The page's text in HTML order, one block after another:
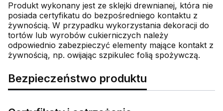
Produkt wykonany jest ze sklejki drewnianej, która nie
posiada certyfikatu do bezpośredniego kontaktu z
żywnością. W przypadku wykorzystania dekoracji do
tortów lub wyrobów cukierniczych należy
odpowiednio zabezpieczyć elementy mające kontakt z
żywnością, np. owijając szpikulec folią spożywczą.
Bezpieczeństwo produktu